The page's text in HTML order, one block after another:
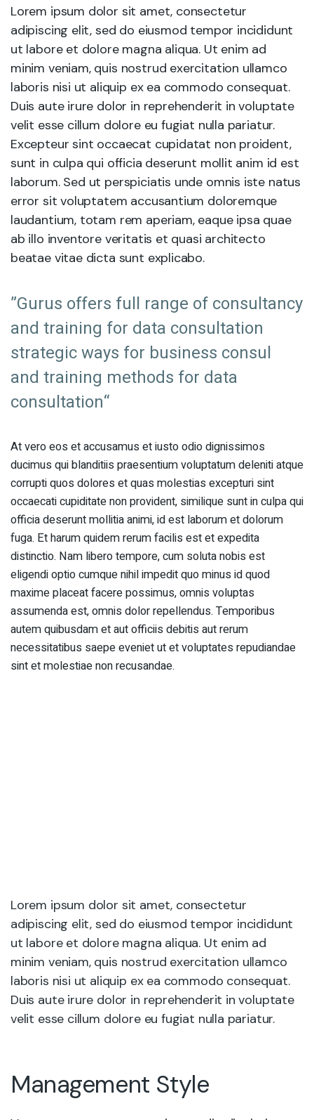
Lorem ipsum dolor sit amet, consectetur
adipiscing elit, sed do eiusmod tempor incididunt
ut labore et dolore magna aliqua. Ut enim ad
minim veniam, quis nostrud exercitation ullamco
laboris nisi ut aliquip ex ea commodo consequat.
Duis aute irure dolor in reprehenderit in voluptate
velit esse cillum dolore eu fugiat nulla pariatur.
Excepteur sint occaecat cupidatat non proident,
sunt in culpa qui officia deserunt mollit anim id est
laborum. Sed ut perspiciatis unde omnis iste natus
error sit voluptatem accusantium doloremque
laudantium, totam rem aperiam, eaque ipsa quae
ab illo inventore veritatis et quasi architecto
beatae vitae dicta sunt explicabo.
”Gurus offers full range of consultancy
and training for data consultation
strategic ways for business consul
and training methods for data
consultation“
At vero eos et accusamus et iusto odio dignissimos
ducimus qui blanditiis praesentium voluptatum deleniti atque
corrupti quos dolores et quas molestias excepturi sint
occaecati cupiditate non provident, similique sunt in culpa qui
officia deserunt mollitia animi, id est laborum et dolorum
fuga. Et harum quidem rerum facilis est et expedita
distinctio. Nam libero tempore, cum soluta nobis est
eligendi optio cumque nihil impedit quo minus id quod
maxime placeat facere possimus, omnis voluptas
assumenda est, omnis dolor repellendus. Temporibus
autem quibusdam et aut officiis debitis aut rerum
necessitatibus saepe eveniet ut et voluptates repudiandae
sint et molestiae non recusandae.
Lorem ipsum dolor sit amet, consectetur
adipiscing elit, sed do eiusmod tempor incididunt
ut labore et dolore magna aliqua. Ut enim ad
minim veniam, quis nostrud exercitation ullamco
laboris nisi ut aliquip ex ea commodo consequat.
Duis aute irure dolor in reprehenderit in voluptate
velit esse cillum dolore eu fugiat nulla pariatur.
Management Style